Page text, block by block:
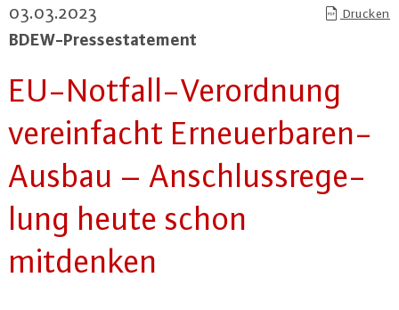
03.03.2023 Drucken
BDEW-Pres­se­state­ment
EU-Not­fall-Ver­ord­nung
ver­ein­facht Er­neu­er­ba­ren-
Aus­bau – An­schluss­re­ge­
lung heute schon
mitdenken